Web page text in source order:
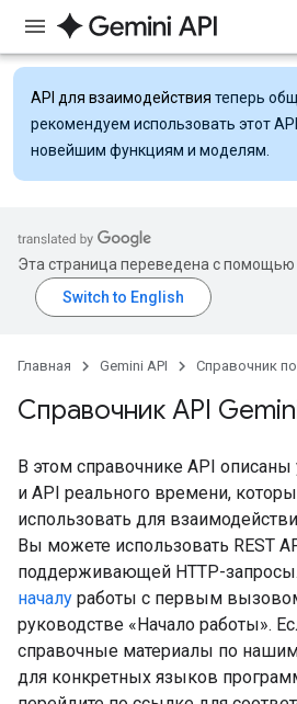
API для взаимодействия теперь
рекомендуем использовать этот
новейшим функциям и моделям.
Эта страница переведена с помощью
Главная Gemini API Справочник по
Справочник API
В этом справочнике API
и API реального времени,
использовать для
Вы можете использовать REST
поддерживающей HTTP-запросы.
началу работы с первым
руководстве «Начало работы».
справочные материалы по
для конкретных языков